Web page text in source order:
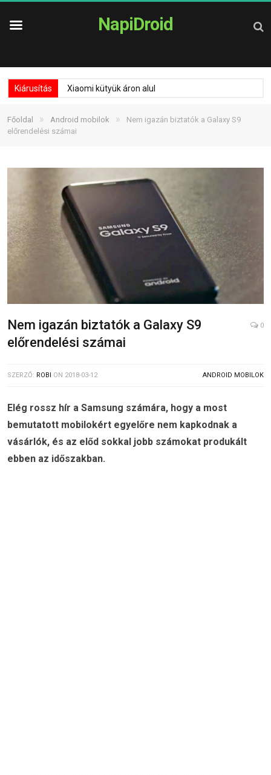
NapiDroid
Kiárusítás Xiaomi kütyük áron alul
Főoldal » Android mobilok »
Nem igazán biztatók a Galaxy S9
előrendelési számai
Nem igazán biztatók a Galaxy S9
előrendelési számai
0
SZERZŐ: ROBI ON 2018-03-12 ANDROID MOBILOK
Elég rossz hír a Samsung számára, hogy a most
bemutatott mobilokért egyelőre nem kapkodnak a
vásárlók, és az előd sokkal jobb számokat produkált
ebben az időszakban.